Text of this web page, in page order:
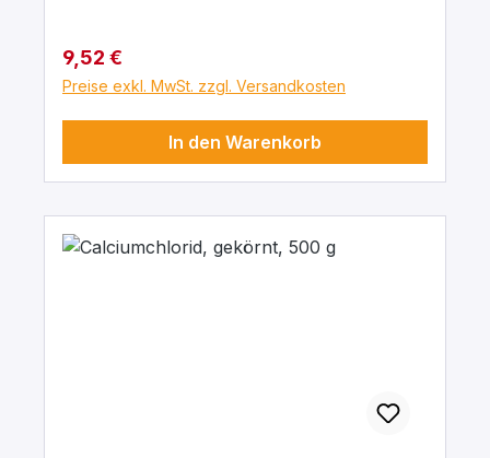
Regulärer Preis:
9,52 €
Preise exkl. MwSt. zzgl. Versandkosten
In den Warenkorb